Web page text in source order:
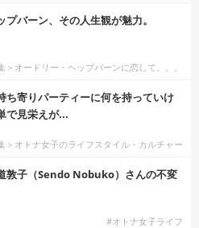
バーン、その人生観が魅力。
＞オードリー・ヘップバーンに恋して。。。
ち寄りパーティーに何を持っていけ
で見栄えが...
＞オトナ女子のライフスタイル・カルチャー
敦子（Sendo Nobuko）さんの不変
#オトナ女子ライフ